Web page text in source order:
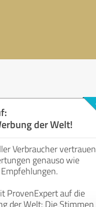
der Welt!
Verbraucher vertrauen
genauso wie
ProvenExpert auf die
der Welt: Die Stimmen